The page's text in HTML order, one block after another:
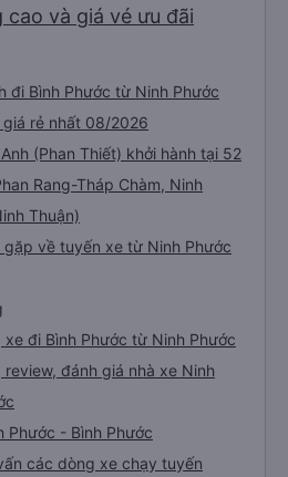
và giá vé ưu đãi
đi Bình Phước từ Ninh Phước
rẻ nhất 08/2026
(Phan Thiết) khởi hành tại 52
Rang-Tháp Chàm, Ninh
Thuận)
về tuyến xe từ Ninh Phước
đi Bình Phước từ Ninh Phước
review, đánh giá nhà xe Ninh
Phước - Bình Phước
các dòng xe chạy tuyến